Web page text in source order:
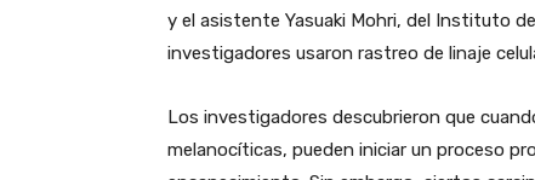
y el asistente Yasuaki Mohri, del Instituto
investigadores usaron rastreo de linaje
Los investigadores descubrieron que
melanocíticas, pueden iniciar un proceso